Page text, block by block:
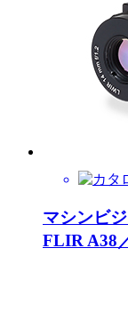
マシンビ
FLIR A38